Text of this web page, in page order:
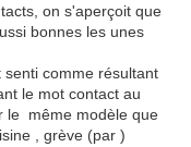
on s'aperçoit que
bonnes les unes
comme résultant
le mot contact au
le même modèle que
, grève (par )